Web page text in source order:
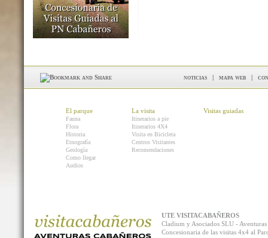
noticias | mapa web |
El parque
Fauna
Flora
Historia
Etnografía
Geología
Como llegar
Audios
La visita
Itinerarios a pie
Itinerarios 4X4
Visita en Bicicleta
Centros Visitantes
Recomendaciones
Visitas guiadas
UTE VISITACABAÑEROS
Cladium y Asociados SLU -
Concesionaria de las visitas 4x4 al